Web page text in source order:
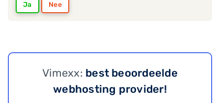
Ja Nee
Vimexx: best beoordeelde
webhosting provider!